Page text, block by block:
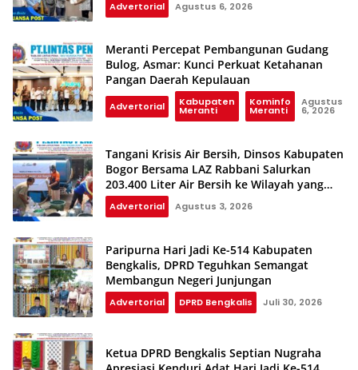
Advertorial Agustus 6, 2026
Meranti Percepat Pembangunan Gudang
Bulog, Asmar: Kunci Perkuat Ketahanan
Pangan Daerah Kepulauan
Advertorial Kabupaten
Meranti
Kominfo
Meranti
Agustus
6, 2026
Tangani Krisis Air Bersih, Dinsos Kabupaten
Bogor Bersama LAZ Rabbani Salurkan
203.400 Liter Air Bersih ke Wilayah yang
Terdampak Kekeringan
Advertorial Agustus 3, 2026
Paripurna Hari Jadi Ke-514 Kabupaten
Bengkalis, DPRD Teguhkan Semangat
Membangun Negeri Junjungan
Advertorial DPRD Bengkalis Juli 30, 2026
Ketua DPRD Bengkalis Septian Nugraha